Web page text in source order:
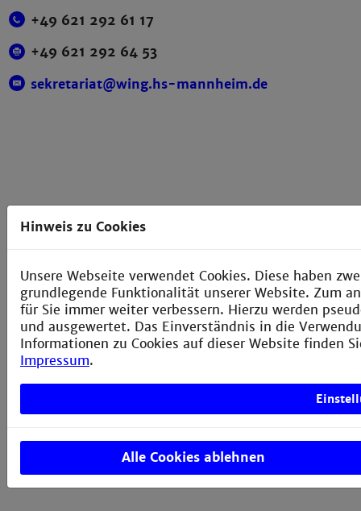
+49 621 292 61 17
+49 621 292 64 53
sekretariat@wing.hs-mannheim.de
Hinweis zu Cookies
Unsere Webseite verwendet Cookies. Diese haben
grundlegende Funktionalität unserer Website. Zum
für Sie immer weiter verbessern. Hierzu werden
und ausgewertet. Das Einverständnis in die
Informationen zu Cookies auf dieser Website finden
Impressum.
Alle Cookies ablehnen